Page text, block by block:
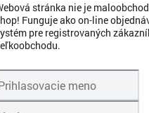
stránka nie je
Funguje ako on-line
pre registrovaných